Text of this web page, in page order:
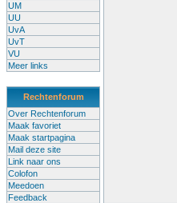
UM
UU
UvA
UvT
VU
Meer links
Rechtenforum
Over Rechtenforum
Maak favoriet
Maak startpagina
Mail deze site
Link naar ons
Colofon
Meedoen
Feedback